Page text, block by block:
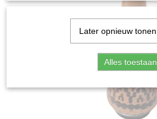
Later opnieuw tonen
Alles toestaan